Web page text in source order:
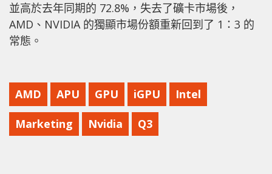
並高於去年同期的 72.8%，失去了礦卡市場後，
AMD、NVIDIA 的獨顯市場份額重新回到了 1：3 的
常態。
AMD APU GPU iGPU Intel
Marketing Nvidia Q3